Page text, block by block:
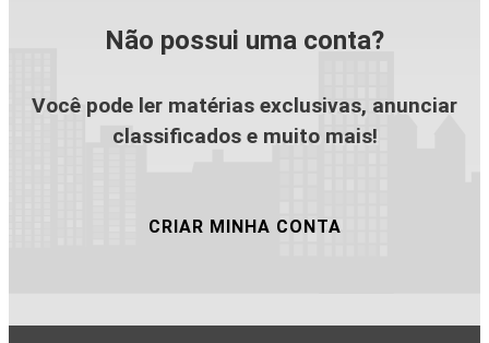
Não possui uma conta?
Você pode ler matérias exclusivas, anunciar
classificados e muito mais!
CRIAR MINHA CONTA